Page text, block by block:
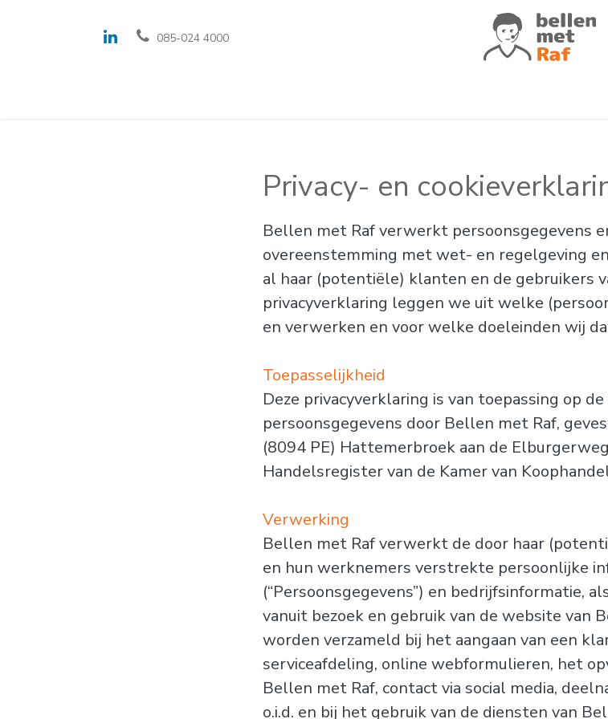
085-024 4000
Privacy- en
Bellen met Raf verwerkt persoonsgegevens
overeenstemming met wet- en regelgeving
al haar (potentiële) klanten en de gebruikers
privacyverklaring leggen we uit welke
en verwerken en voor welke doeleinden wij
Toepasselijkheid
Deze privacyverklaring is van toepassing op
persoonsgegevens door Bellen met Raf,
(8094 PE) Hattemerbroek aan de
Handelsregister van de Kamer van
Verwerking
Bellen met Raf verwerkt de door haar
en hun werknemers verstrekte persoonlijke
(“Persoonsgegevens”) en bedrijfsinformatie,
vanuit bezoek en gebruik van de website van
worden verzameld bij het aangaan van een
serviceafdeling, online webformulieren, het
Bellen met Raf, contact via social media,
o.i.d. en bij het gebruik van de diensten van